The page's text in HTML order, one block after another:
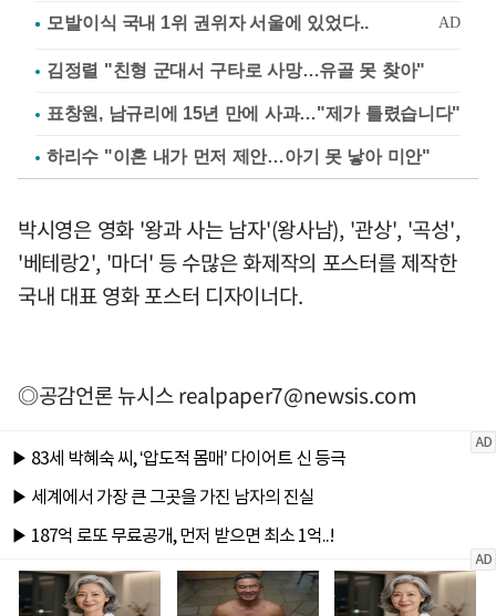
김정렬 "친형 군대서 구타로 사망…유골 못 찾아"
표창원, 남규리에 15년 만에 사과…"제가 틀렸습니다"
하리수 "이혼 내가 먼저 제안…아기 못 낳아 미안"
박시영은 영화 '왕과 사는 남자'(왕사남), '관상', '곡성',
'베테랑2', '마더' 등 수많은 화제작의 포스터를 제작한
국내 대표 영화 포스터 디자이너다.
◎공감언론 뉴시스realpaper7@newsis.com